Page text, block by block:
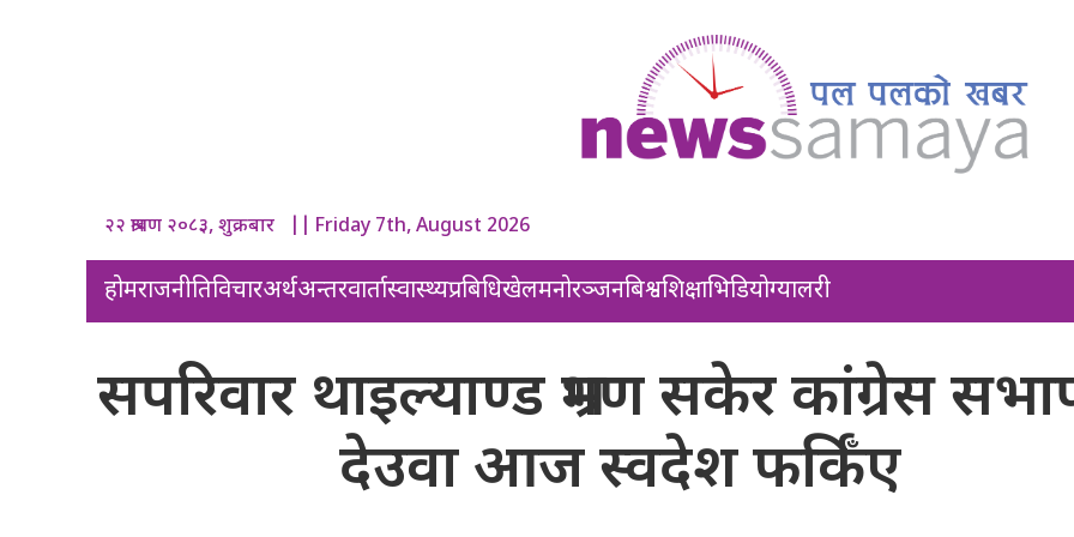
२२ श्रावण २०८३, शुक्रबार || Friday 7th, August 2026
होमराजनीतिविचारअर्थअन्तरवार्तास्वास्थ्यप्रबिधिखेलमनोरञ्जनबिश्वशिक्षाभिडियोग्यालरी
सपरिवार थाइल्याण्ड भ्रमण सकेर कांग्रेस
देउवा आज स्वदेश फर्किँए